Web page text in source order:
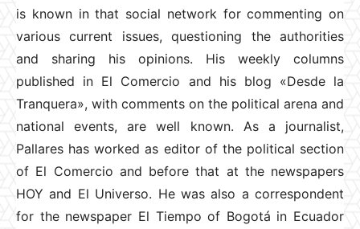
is known in that social network for commenting on
various current issues, questioning the authorities
and sharing his opinions. His weekly columns
published in El Comercio and his blog «Desde la
Tranquera», with comments on the political arena and
national events, are well known. As a journalist,
Pallares has worked as editor of the political section
of El Comercio and before that at the newspapers
HOY and El Universo. He was also a correspondent
for the newspaper El Tiempo of Bogotá in Ecuador